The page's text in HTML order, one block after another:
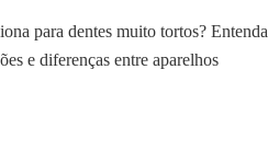
para dentes muito tortos? Entenda
e diferenças entre aparelhos